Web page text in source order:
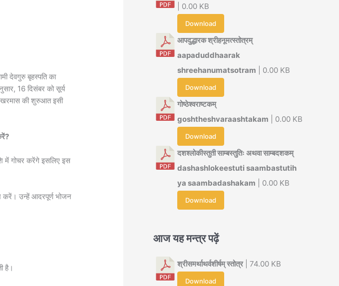
देवगुरु बृहस्पति का
16 दिसंबर को सूर्य
की शुरुआत इसी
में गोचर करेंगे इसलिए इस
करें। उन्हें आदरपूर्ण भोजन
है।
| 0.00 KB
Download
आपदुद्धारक श्रीहनूमत्स्तोत्रम्
aapaduddhaarak
shreehanumatsotram | 0.00 KB
Download
गोष्ठेश्वराष्टकम्
goshtheshvaraashtakam | 0.00 KB
Download
दशश्लोकीस्तुती साम्बस्तुतिः अथवा साम्बदशकम्
dashashlokeestuti saambastutih
ya saambadashakam | 0.00 KB
Download
आज यह मन्त्र पढ़ें
श्रीसमर्थाथर्वशीर्षम् स्तोत्र| 74.00 KB
Download